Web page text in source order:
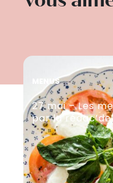
MENUS
27 mai – Les
par la